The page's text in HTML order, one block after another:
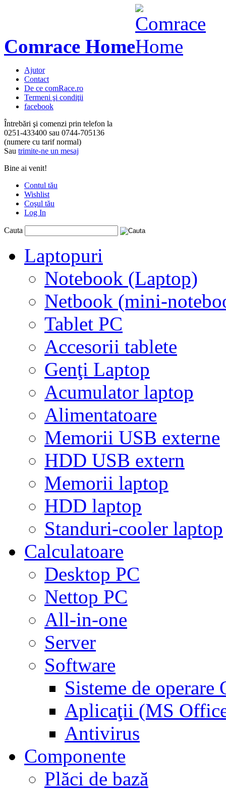
Comrace Home
Ajutor
Contact
De ce comRace.ro
Termeni şi condiţii
facebook
Întrebări şi comenzi prin telefon la
0251-433400 sau 0744-705136
(numere cu tarif normal)
Sau trimite-ne un mesaj
Bine ai venit!
Contul tău
Wishlist
Coşul tău
Log In
Cauta
Laptopuri
Notebook (Laptop)
Netbook (mini-
Tablet PC
Accesorii tablete
Genţi Laptop
Acumulator laptop
Alimentatoare
Memorii USB externe
HDD USB extern
Memorii laptop
HDD laptop
Standuri-cooler laptop
Calculatoare
Desktop PC
Nettop PC
All-in-one
Server
Software
Sisteme de operare
Aplicaţii (MS
Antivirus
Componente
Plăci de bază